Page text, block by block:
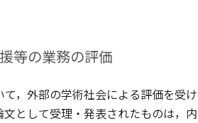
等の業務の評価
，外部の学術社会による評価を受け
として受理・発表されたものは，内